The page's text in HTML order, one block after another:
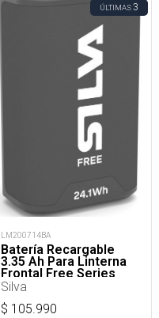
ÚLTIMAS3
LM200714BA
Batería Recargable
3.35 Ah Para Linterna
Frontal Free Series
Silva
$ 105.990